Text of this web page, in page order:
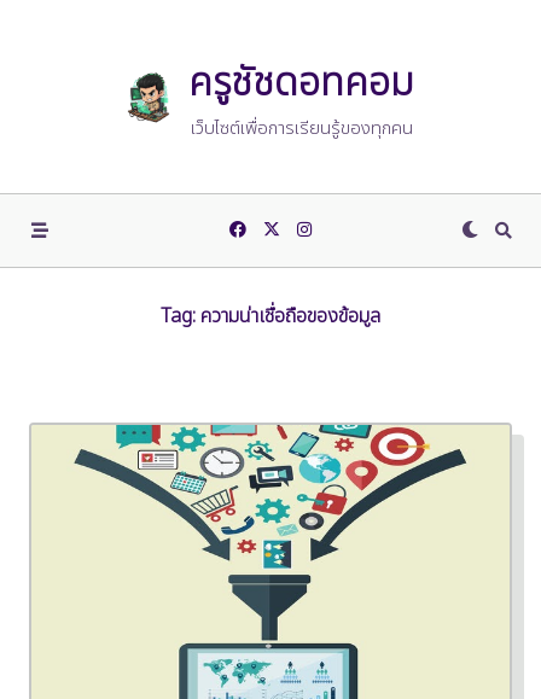
ครูชัชดอทคอม
เว็บไซต์เพื่อการเรียนรู้ของทุกคน
Tag: ความน่าเชื่อถือของข้อมูล